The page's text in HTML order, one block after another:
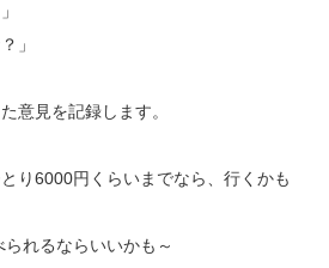
」
意見を記録します。
り6000円くらいまでなら、行くかも
れるならいいかも～